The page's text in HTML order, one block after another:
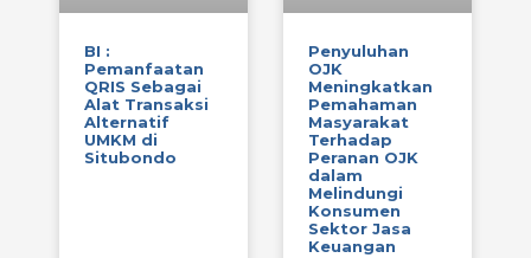
BI :
Pemanfaatan
QRIS Sebagai
Alat Transaksi
Alternatif
UMKM di
Situbondo
Penyuluhan
OJK
Meningkatkan
Pemahaman
Masyarakat
Terhadap
Peranan OJK
dalam
Melindungi
Konsumen
Sektor Jasa
Keuangan